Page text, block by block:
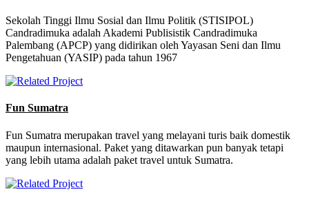
Sekolah Tinggi Ilmu Sosial dan Ilmu Politik (STISIPOL)
Candradimuka adalah Akademi Publisistik Candradimuka
Palembang (APCP) yang didirikan oleh Yayasan Seni dan Ilmu
Pengetahuan (YASIP) pada tahun 1967
Fun Sumatra
Fun Sumatra merupakan travel yang melayani turis baik domestik
maupun internasional. Paket yang ditawarkan pun banyak tetapi
yang lebih utama adalah paket travel untuk Sumatra.